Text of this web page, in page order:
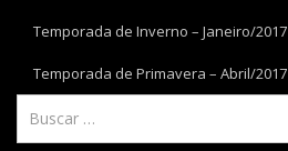
Temporada de Inverno – Janeiro/2017
Temporada de Primavera – Abril/2017